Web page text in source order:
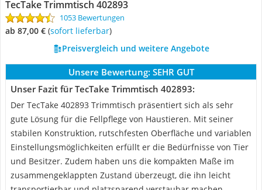
TecTake Trimmtisch 402893
1053 Bewertungen
ab 87,00 € ( Sofort lieferbar)
Preisvergleich und weitere Angebote
Unsere Bewertung: SEHR GUT
Unser Fazit für TecTake Trimmtisch 402893:
Der TecTake 402893 Trimmtisch präsentiert sich als sehr
gute Lösung für die Fellpflege von Haustieren. Mit seiner
stabilen Konstruktion, rutschfesten Oberfläche und variablen
Einstellungsmöglichkeiten erfüllt er die Bedürfnisse von Tier
und Besitzer. Zudem haben uns die kompakten Maße im
zusammengeklappten Zustand überzeugt, die ihn leicht